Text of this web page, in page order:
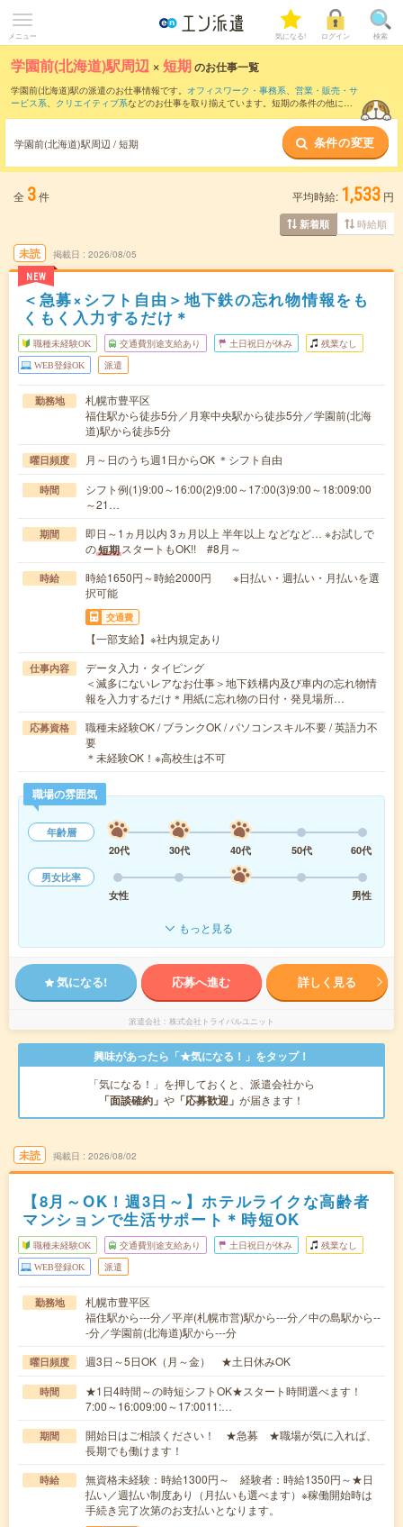
メニュー 気になる! ログイン 検索
学園前(北海道)駅周辺 ×短期のお仕事一覧
学園前(北海道)駅の派遣のお仕事情報です。 オフィスワーク・事務系、 営業・販売・サ
ービス系、 クリエイティブ系などのお仕事を取り揃えています。短期の条件の他に、
学園前(北海道)駅周辺 / 短期 条件の変更
全 3件 平均時給: 1,533 円
新着順 時給順
未読
NEW
掲載日 2026/08/05
＜急募×シフト自由＞地下鉄の忘れ物情報をも
くもく入力するだけ＊
職種未経験OK 交通費別途支給あり 土日祝日が休み 残業なし
WEB登録OK 派遣
勤務地
札幌市豊平区
福住駅から徒歩5分／月寒中央駅から徒歩5分／学園前(北海
道)駅から徒歩5分
曜日頻度 月～日のうち週1日からOK ＊シフト自由
時間
シフト例(1)9:00～16:00(2)9:00～17:00(3)9:00～18:009:00
～21…
期間
即日～1ヵ月以内 3ヵ月以上 半年以上 などなど… ※お試しで
の短期 スタートもOK!! #8月～
時給
時給1650円～時給2000円 ※日払い・週払い・月払いを選
択可能
交通費
【一部支給】※社内規定あり
仕事内容
データ入力・タイピング
＜滅多にないレアなお仕事＞地下鉄構内及び車内の忘れ物情
報を入力するだけ＊用紙に忘れ物の日付・発見場所…
応募資格
職種未経験OK / ブランクOK / パソコンスキル不要 / 英語力不
要
＊未経験OK！※高校生は不可
職場の雰囲気
年齢層
20代
30代 40代 50代
60代
男女比率
女性
男性
もっと見る
気になる! 応募へ進む 詳しく見る
派遣会社 株式会社トライバルユニット
興味があったら「★気になる！」をタップ！
「気になる！」を押しておくと、派遣会社から
「面談確約」 や 「応募歓迎」 が届きます！
未読 掲載日 2026/08/02
【8月～OK！週3日～】ホテルライクな高齢者
マンションで生活サポート＊時短OK
職種未経験OK 交通費別途支給あり 土日祝日が休み 残業なし
WEB登録OK 派遣
勤務地
札幌市豊平区
福住駅から---分／平岸(札幌市営)駅から---分／中の島駅から--
-分／学園前(北海道)駅から---分
曜日頻度 週3日～5日OK（月～金） ★土日休みOK
時間
★1日4時間～の時短シフトOK★スタート時間選べます！
7:00～16:009:00～17:0011:…
期間
開始日はご相談ください！ ★急募 ★職場が気に入れば、
長期でも働けます！
時給
無資格未経験：時給1300円～ 経験者：時給1350円～★日
払い／週払い制度あり（月払いも選べます）※稼働開始時は
手続き完了次第のお支払いとなります。